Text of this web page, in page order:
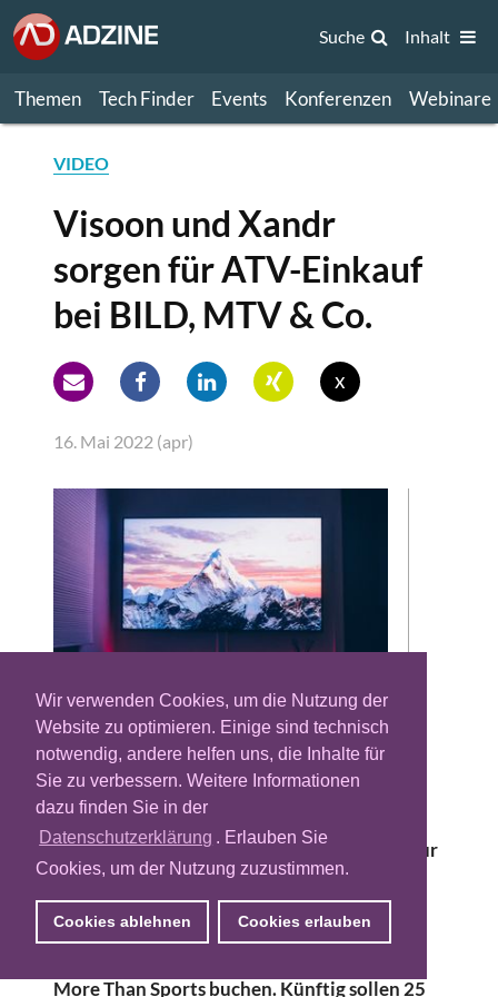
Wir verwenden Cookies, um die Nutzung der
Website zu optimieren. Einige sind technisch
notwendig, andere helfen uns, die Inhalte für
Sie zu verbessern. Weitere Informationen
dazu finden Sie in der
Datenschutzerklärung . Erlauben Sie
Cookies, um der Nutzung zuzustimmen.
Cookies ablehnen Cookies erlauben
Themen Tech Finder Events Konferenzen Webinare
Suche Inhalt
VIDEO
Visoon und Xandr
sorgen für ATV-Einkauf
bei BILD, MTV & Co.
x
16. Mai 2022 (apr)
Der gemeinsame Vermarkter von Axel
Springer und Paramount, das Joint Venture
Visoon, stellt das Addressable-TV-Inventar
Adtech-Plattform Xandr programmatisch zur
Verfügung. Damit können Mediaeinkäufer
Banner, sogenannte Switchins, aber auch
Spots im linearen TV-Programm bei Sendern
More Than Sports buchen. Künftig sollen 25